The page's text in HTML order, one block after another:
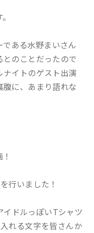
ある水野まいさん
のことだったので
イトのゲスト出演
に、あまり語れな
行いました！
ドルっぽいTシャツ
れる文字を皆さんか